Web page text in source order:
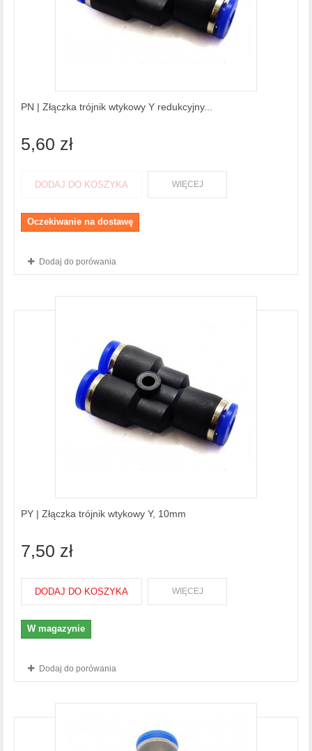
PN | Złączka trójnik wtykowy Y redukcyjny...
5,60 zł
DODAJ DO KOSZYKA WIĘCEJ
Oczekiwanie na dostawę
Dodaj do porówania
PY | Złączka trójnik wtykowy Y, 10mm
7,50 zł
DODAJ DO KOSZYKA WIĘCEJ
W magazynie
Dodaj do porówania